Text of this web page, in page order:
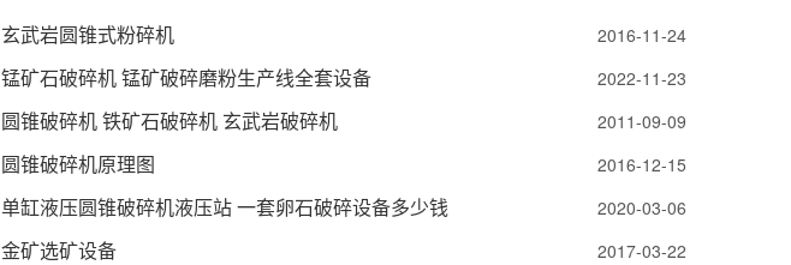
2016-11-24
玄武岩圆锥式粉碎机
2022-11-23
锰矿石破碎机 锰矿破碎磨粉生产线全套设备
2011-09-09
圆锥破碎机 铁矿石破碎机 玄武岩破碎机
2016-12-15
圆锥破碎机原理图
2020-03-06
单缸液压圆锥破碎机液压站 一套卵石破碎设备多少钱
2017-03-22
金矿选矿设备